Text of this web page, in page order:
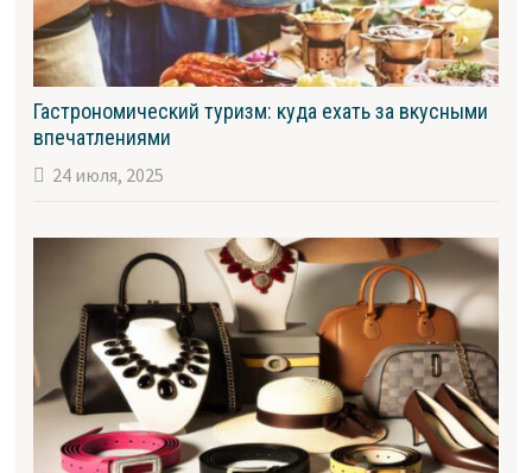
Гастрономический туризм: куда ехать за вкусными
впечатлениями
24 июля, 2025